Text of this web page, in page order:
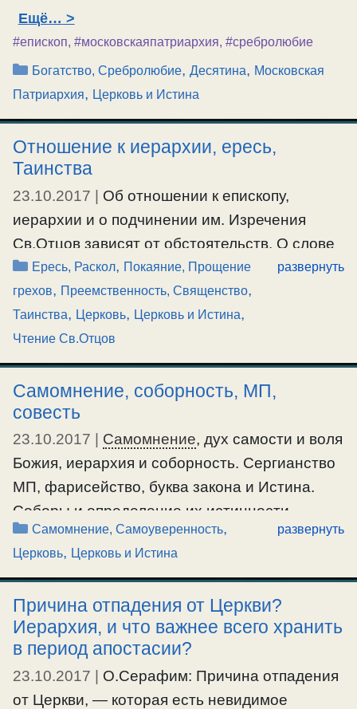
Ещё…
#епископ, #московскаяпатриархия, #сребролюбие
Рубрики
Богатство, Сребролюбие,Десятина, Московская
Патриархия, Церковь и Истина
Отношение к иерархии, ересь,
Таинства
23.10.2017 | Об отношении к епископу,
иерархии и о подчинении им. Изречения
Св.Отцов зависят от обстоятельств. О слове
"ересь" и внешне-юридическом авторитете. О
власти прощать и разрешать грехи. Об
условности действования Таинств и двух
крайностях. О Таинствах и их совершении,
при благоприятных внешних условиях и
неблагоприятных
#авторитет ,#епископ
Рубрики
Ересь, Раскол, Покаяние, Прощение
грехов, Преемственность, Священство,
Таинства, Церковь, Церковь и Истина,
Чтение Св.Отцов
развернуть
Самомнение, соборность, МП,
совесть
23.10.2017 Самомнение, дух самости и воля
Божия, иерархия и соборность. Сергианство
МП, фарисейство, буква закона и Истина.
Соборы и определение их истинности,
Истина и ее критерий.Догматы
и каноны.
Совесть и лукавая совесть. О преодолении
искушений и смирении. Возможность
спасения для всех законом совести и
погибельность общего пути лжецерквей.
Отличия истинной Церкви от лжецеркви.
#воляБожия ,#гордость,#догматы,#епископ,#истина
Рубрики
Самомнение, Самоуверенность,
Церковь, Церковь и Истина
развернуть
Причина отпадения от Церкви?
Иерархия, и что важнее всего хранить
в период апостасии?
23.10.2017
О.Серафим: Причина отпадения
от Церкви, — которая есть невидимое